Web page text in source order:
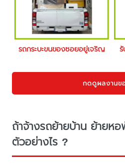
รถกระบะขนของซอยอยู่เจริญ
กดดูผลงานข
ถ้าจ้างรถย้ายบ้าน ย้ายห
ตัวอย่างไร ?